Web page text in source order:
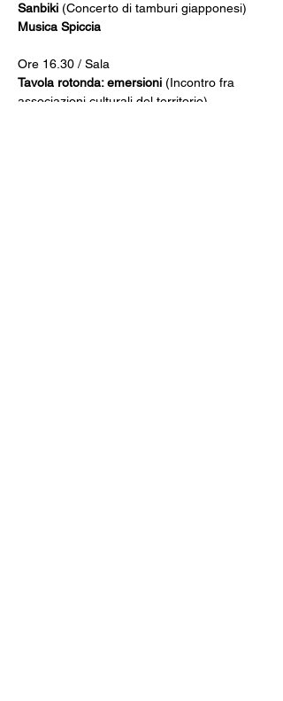
Sanbiki (Concerto di tamburi giapponesi)
Musica Spiccia
Ore 16.30 / Sala
Tavola rotonda: emersioni (Incontro fra
associazioni culturali del territorio)